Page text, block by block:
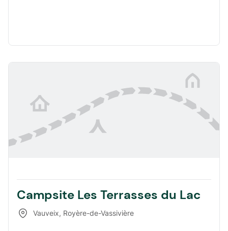
Campsite Les Terrasses du Lac
Vauveix, Royère-de-Vassivière